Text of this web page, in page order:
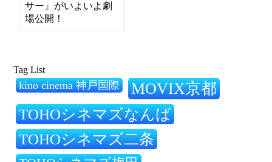
サー』がいよいよ劇
場公開！
Tag List
kino cinema 神戸国際 MOVIX京都
TOHOシネマズなんば
TOHOシネマズ二条